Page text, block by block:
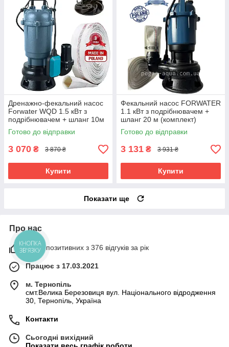
Дренажно-фекальний насос
Forwater WQD 1.5 кВт з
подрібнювачем + шланг 10м
(або 20м)
Готово до відправки
3 070 ₴ 3 870 ₴
Купити
Фекальний насос FORWATER
1.1 кВт з подрібнювачем +
шланг 20 м (комплект)
гарантія 3 роки
Готово до відправки
3 131 ₴ 3 931 ₴
Купити
Показати ще
Про нас
100% позитивних з 376 відгуків за рік
Працює з 17.03.2021
м. Тернопіль
смт.Велика Березовиця вул. Національного відродження
30, Тернопіль, Україна
Контакти
Сьогодні вихідний
КНОПКА
ЗВ'ЯЗКУ